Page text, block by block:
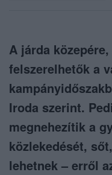
A járda
felszerelhetők a
Iroda szerint.
megnehezítik a
közlekedését,
lehetnek – erről